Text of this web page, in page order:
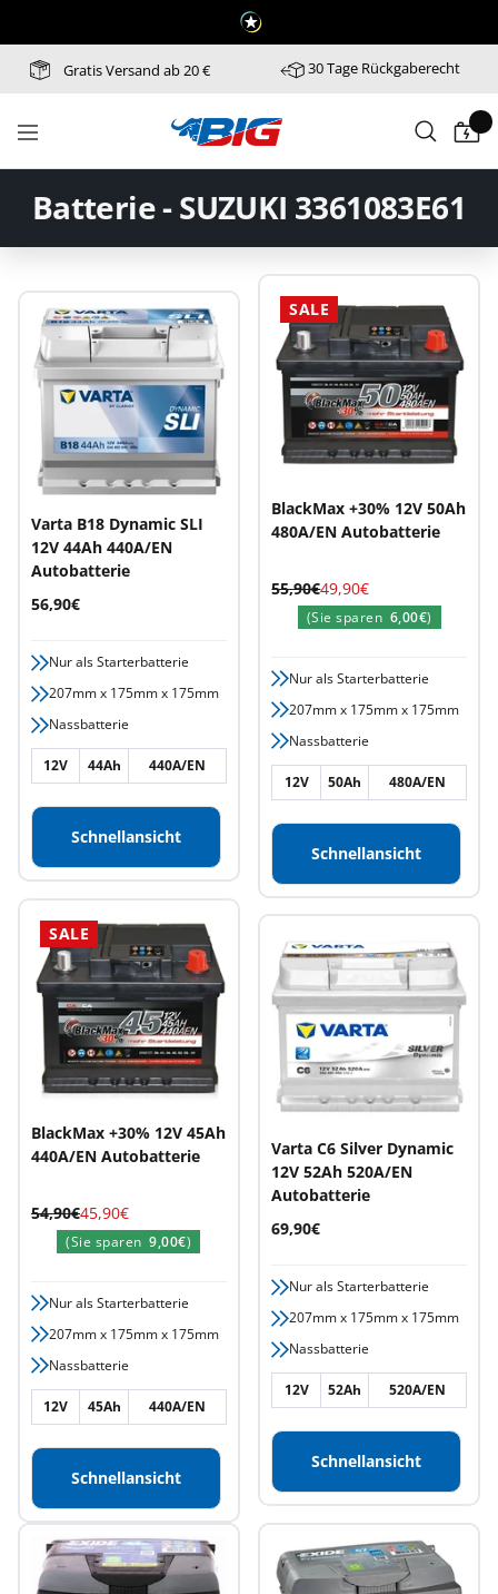
Inhalt
Gratis Versand ab 20 € 30 Tage Rückgaberecht
Navigation
Batterie-
Batterie - SUZUKI 3361083E61
Varta B18 Dynamic SLI
12V 44Ah 440A/EN
Autobatterie
Angebotspreis
56,90€
Nur als Starterbatterie
207mm x 175mm x 175mm
Nassbatterie
12V 44Ah 440A/EN
Schnellansicht
SALE
BlackMax +30% 12V 50Ah
480A/EN Autobatterie
Angebotspreis
49,90€
Regulärer
Preis
55,90€
(Sie sparen 6,00€)
Nur als Starterbatterie
207mm x 175mm x 175mm
Nassbatterie
12V 50Ah 480A/EN
Schnellansicht
SALE
BlackMax +30% 12V 45Ah
440A/EN Autobatterie
Angebotspreis
45,90€
Regulärer
Preis
54,90€
(Sie sparen 9,00€)
Nur als Starterbatterie
207mm x 175mm x 175mm
Nassbatterie
12V 45Ah 440A/EN
Schnellansicht
Varta C6 Silver Dynamic
12V 52Ah 520A/EN
Autobatterie
Angebotspreis
69,90€
Nur als Starterbatterie
207mm x 175mm x 175mm
Nassbatterie
12V 52Ah 520A/EN
Schnellansicht